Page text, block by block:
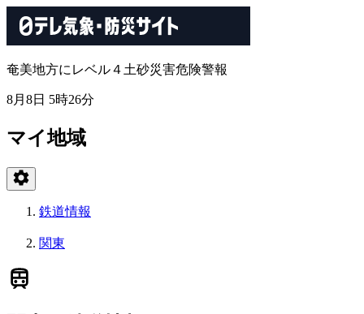
奄美地方にレベル４土砂災害危険警報
8月8日 5時26分
マイ地域
鉄道情報
関東